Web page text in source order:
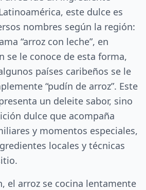
este dulce es
nombres según la región:
“arroz con leche”, en
se le conoce de esta forma,
países caribeños se le
“pudín de arroz”. Este
un deleite sabor, sino
dulce que acompaña
y momentos especiales,
locales y técnicas
el arroz se cocina lentamente